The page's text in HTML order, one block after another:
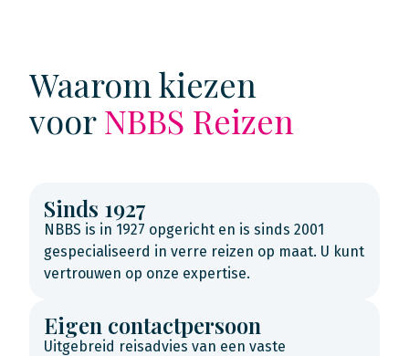
Waarom kiezen
voorNBBS Reizen
Sinds 1927
NBBS is in 1927 opgericht en is sinds 2001
gespecialiseerd in verre reizen op maat. U kunt
vertrouwen op onze expertise.
Eigen contactpersoon
Uitgebreid reisadvies van een vaste